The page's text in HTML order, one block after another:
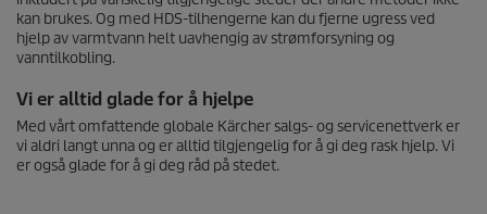
kan brukes. Og med HDS-tilhengerne kan du fjerne ugress ved
hjelp av varmtvann helt uavhengig av strømforsyning og
vanntilkobling.
Vi er alltid glade for å hjelpe
Med vårt omfattende globale Kärcher salgs- og servicenettverk er
vi aldri langt unna og er alltid tilgjengelig for å gi deg rask hjelp. Vi
er også glade for å gi deg råd på stedet.